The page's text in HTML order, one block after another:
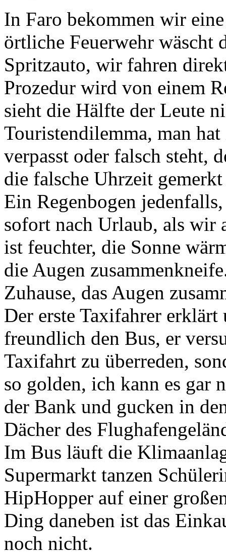
In Faro bekommen wir
örtliche Feuerwehr wäscht
Spritzauto, wir fahren
Prozedur wird von einem
sieht die Hälfte der Leute
Touristendilemma, man
verpasst oder falsch steht,
die falsche Uhrzeit gemerkt
Ein Regenbogen
sofort nach Urlaub, als wir
ist feuchter, die Sonne
die Augen
Zuhause, das Augen
Der erste Taxifahrer
freundlich den Bus, er
Taxifahrt zu überreden,
so golden, ich kann es gar
der Bank und gucken in
Dächer des
Im Bus läuft die
Supermarkt tanzen
HipHopper auf einer
Ding daneben ist das
noch nicht.